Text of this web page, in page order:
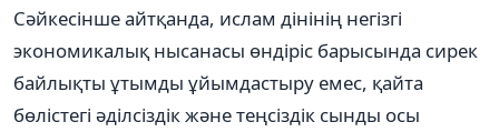
Сәйкесінше айтқанда, ислам дінінің негізгі
экономикалық нысанасы өндіріс барысында сирек
байлықты ұтымды ұйымдастыру емес, қайта
бөлістегі әділсіздік және теңсіздік сынды осы